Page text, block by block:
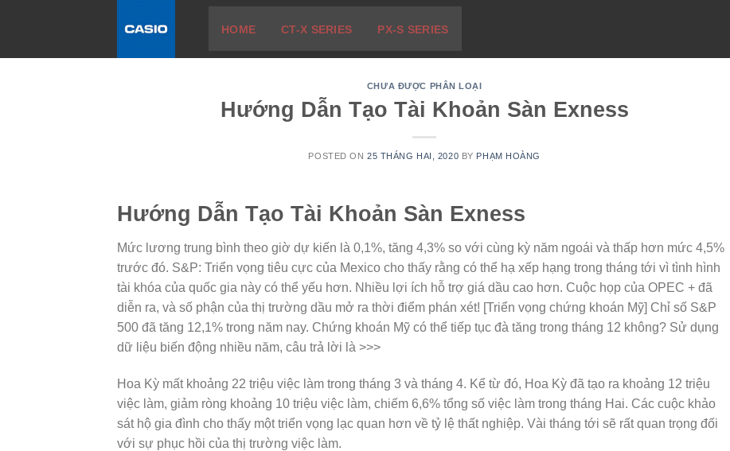
HOME CT-X SERIES PX-S SERIES
CHƯA ĐƯỢC PHÂN LOẠI
Hướng Dẫn Tạo Tài Khoản Sàn Exness
POSTED ON25 THÁNG HAI, 2020 BY PHẠM HOÀNG
Hướng Dẫn Tạo Tài Khoản Sàn Exness
Mức lương trung bình theo giờ dự kiến là 0,1%, tăng 4,3% so với cùng kỳ năm ngoái và thấp hơn mức 4,5%
trước đó. S&P: Triển vọng tiêu cực của Mexico cho thấy rằng có thể hạ xếp hạng trong tháng tới vì tình hình
tài khóa của quốc gia này có thể yếu hơn. Nhiều lợi ích hỗ trợ giá dầu cao hơn. Cuộc họp của OPEC + đã
diễn ra, và số phận của thị trường dầu mở ra thời điểm phán xét! [Triển vọng chứng khoán Mỹ] Chỉ số S&P
500 đã tăng 12,1% trong năm nay. Chứng khoán Mỹ có thể tiếp tục đà tăng trong tháng 12 không? Sử dụng
dữ liệu biến động nhiều năm, câu trả lời là >>>
Hoa Kỳ mất khoảng 22 triệu việc làm trong tháng 3 và tháng 4. Kể từ đó, Hoa Kỳ đã tạo ra khoảng 12 triệu
việc làm, giảm ròng khoảng 10 triệu việc làm, chiếm 6,6% tổng số việc làm trong tháng Hai. Các cuộc khảo
sát hộ gia đình cho thấy một triển vọng lạc quan hơn về tỷ lệ thất nghiệp. Vài tháng tới sẽ rất quan trọng đối
với sự phục hồi của thị trường việc làm.